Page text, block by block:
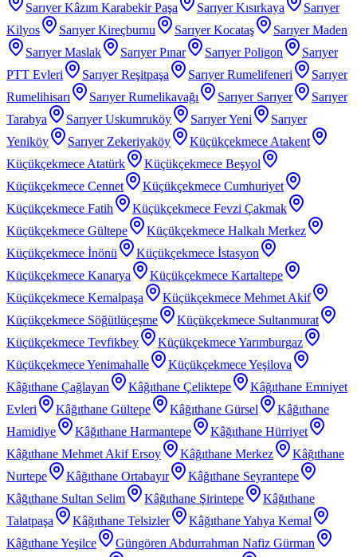
Sarıyer Kâzım Karabekir Paşa
Sarıyer Kısırkaya
Sarıyer
Kilyos
Sarıyer Kireçburnu Sarıyer Kocataş
Sarıyer Maden
Sarıyer Maslak
Sarıyer Pınar Sarıyer Poligon
Sarıyer
PTT Evleri
Sarıyer Reşitpaşa Sarıyer Rumelifeneri
Sarıyer
Rumelihisarı
Sarıyer Rumelikavağı Sarıyer Sarıyer
Sarıyer
Tarabya
Sarıyer Uskumruköy Sarıyer Yeni
Sarıyer
Yeniköy
Sarıyer Zekeriyaköy
Küçükçekmece Atakent
Küçükçekmece Atatürk
Küçükçekmece Beşyol
Küçükçekmece Cennet
Küçükçekmece Cumhuriyet
Küçükçekmece Fatih
Küçükçekmece Fevzi Çakmak
Küçükçekmece Gültepe
Küçükçekmece Halkalı Merkez
Küçükçekmece İnönü
Küçükçekmece İstasyon
Küçükçekmece Kanarya
Küçükçekmece Kartaltepe
Küçükçekmece Kemalpaşa
Küçükçekmece Mehmet Akif
Küçükçekmece Söğütlüçeşme
Küçükçekmece Sultanmurat
Küçükçekmece Tevfikbey
Küçükçekmece Yarımburgaz
Küçükçekmece Yenimahalle
Küçükçekmece Yeşilova
Kâğıthane Çağlayan
Kâğıthane Çeliktepe
Kâğıthane Emniyet
Evleri
Kâğıthane Gültepe Kâğıthane Gürsel
Kâğıthane
Hamidiye
Kâğıthane Harmantepe
Kâğıthane Hürriyet
Kâğıthane Mehmet Akif Ersoy
Kâğıthane Merkez
Kâğıthane
Nurtepe
Kâğıthane Ortabayır
Kâğıthane Seyrantepe
Kâğıthane Sultan Selim
Kâğıthane Şirintepe
Kâğıthane
Talatpaşa
Kâğıthane Telsizler
Kâğıthane Yahya Kemal
Kâğıthane Yeşilce
Güngören Abdurrahman Nafiz Gürman